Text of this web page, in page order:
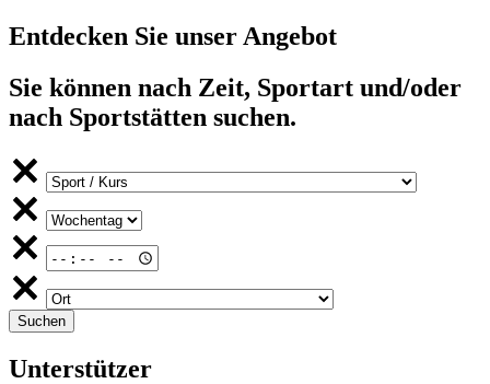
Entdecken Sie unser Angebot
Sie können nach Zeit, Sportart und/oder
nach Sportstätten suchen.
Unterstützer